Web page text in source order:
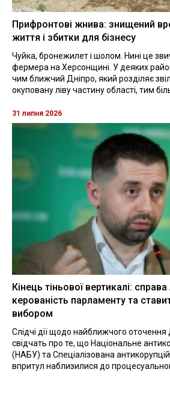
Прифронтові жнива: знищений
життя і збитки для бізнесу
Чуйка, бронежилет і шолом. Нині це
фермера на Херсонщині. У деяких
чим ближчий Дніпро, який розділяє
окуповану ліву частину області, тим
31 липня 2026
Кінець тіньової вертикалі:
керованість парламенту та
вибором
Слідчі дії щодо найближчого
свідчать про те, що Національне
(НАБУ) та Спеціалізована
впритул наблизилися до